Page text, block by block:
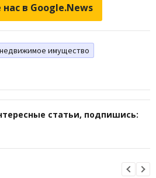
в Google.News
недвижимое имущество
статьи, подпишись: